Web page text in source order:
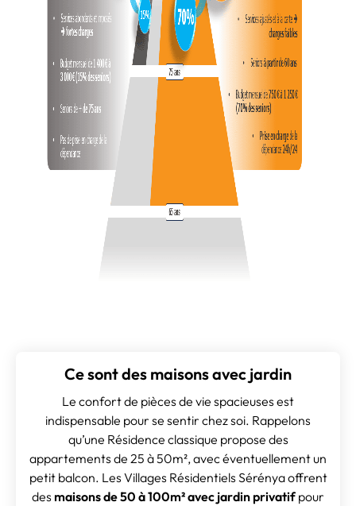
Ce sont des maisons avec jardin
Le confort de pièces de vie spacieuses est
indispensable pour se sentir chez soi. Rappelons
qu’une Résidence classique propose des
appartements de 25 à 50m², avec éventuellement un
petit balcon. Les Villages Résidentiels Sérénya offrent
des maisons de 50 à 100m² avec jardin privatifpour